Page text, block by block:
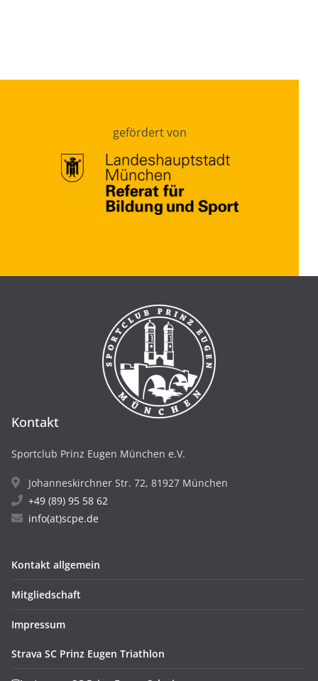
gefördert von
Kontakt
Sportclub Prinz Eugen München e.V.
Johanneskirchner Str. 72, 81927 München
+49 (89) 95 58 62
info(at)scpe.de
Kontakt allgemein
Mitgliedschaft
Impressum
Strava SC Prinz Eugen Triathlon